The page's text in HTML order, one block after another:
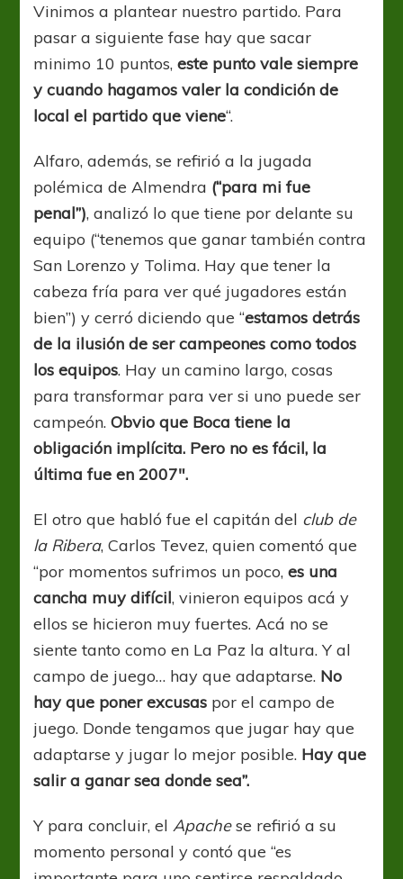
Vinimos a plantear nuestro partido. Para
pasar a siguiente fase hay que sacar
minimo 10 puntos,este punto vale siempre
y cuando hagamos valer la condición de
local el partido que viene“.
Alfaro, además, se refirió a la jugada
polémica de Almendra (“para mi fue
penal”), analizó lo que tiene por delante su
equipo (“tenemos que ganar también contra
San Lorenzo y Tolima. Hay que tener la
cabeza fría para ver qué jugadores están
bien”) y cerró diciendo que “estamos detrás
de la ilusión de ser campeones como todos
los equipos. Hay un camino largo, cosas
para transformar para ver si uno puede ser
campeón.Obvio que Boca tiene la
obligación implícita. Pero no es fácil, la
última fue en 2007″.
El otro que habló fue el capitán del club de
la Ribera, Carlos Tevez, quien comentó que
“por momentos sufrimos un poco, es una
cancha muy difícil, vinieron equipos acá y
ellos se hicieron muy fuertes. Acá no se
siente tanto como en La Paz la altura. Y al
campo de juego… hay que adaptarse. No
hay que poner excusas por el campo de
juego. Donde tengamos que jugar hay que
adaptarse y jugar lo mejor posible. Hay que
salir a ganar sea donde sea”.
Y para concluir, elApachese refirió a su
momento personal y contó que “es